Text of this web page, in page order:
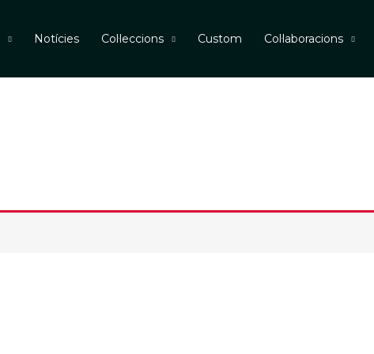
Notícies Col·leccions Custom Col·laboracions